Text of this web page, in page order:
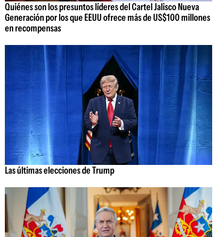
Quiénes son los presuntos líderes del Cartel Jalisco Nueva
Generación por los que EEUU ofrece más de US$100 millones
en recompensas
Las últimas elecciones de Trump